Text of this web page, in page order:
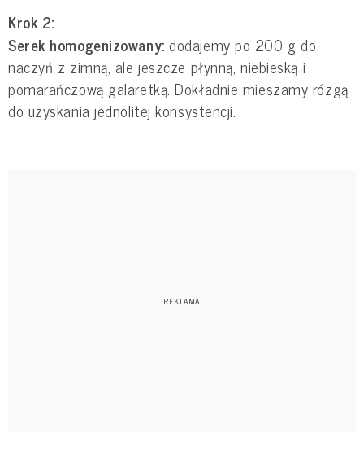
Krok 2:
Serek homogenizowany:dodajemy po 200 g do
naczyń z zimną, ale jeszcze płynną, niebieską i
pomarańczową galaretką. Dokładnie mieszamy rózgą
do uzyskania jednolitej konsystencji.